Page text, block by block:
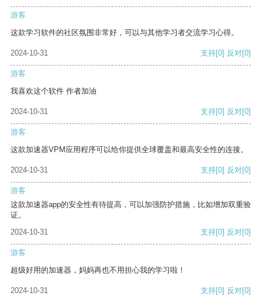
游客
这款学习软件的社区氛围非常好，可以与其他学习者交流学习心得。
2024-10-31 支持[0] 反对[0]
游客
我喜欢这个软件 作者加油
2024-10-31 支持[0] 反对[0]
游客
这款加速器VPM应用程序可以给你提供全球覆盖和最高安全性的连接。
2024-10-31 支持[0] 反对[0]
游客
这款加速器app的安全性有待提高，可以加强防护措施，比如增加双重验
证。
2024-10-31
支持[0] 反对[0]
游客
超级好用的加速器，妈妈再也不用担心我的学习啦！
2024-10-31 支持[0] 反对[0]